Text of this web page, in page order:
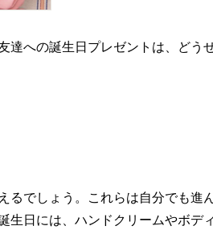
達への誕生日プレゼントは、どう
るでしょう。これらは自分でも進
日には、ハンドクリームやボデ